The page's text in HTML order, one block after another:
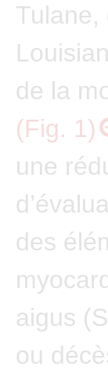
Tulane,
de la
(Fig. 1)
une
des
aigus
ou